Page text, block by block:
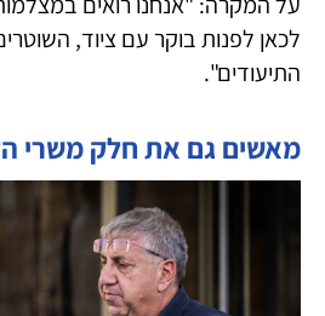
לכאן לפנות בוקר עם ציוד,
התיעודים".
מאשים גם את חלק משרי